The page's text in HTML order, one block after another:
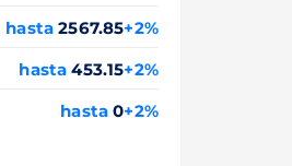
hasta 2567.85+2%
hasta 453.15+2%
hasta 0+2%